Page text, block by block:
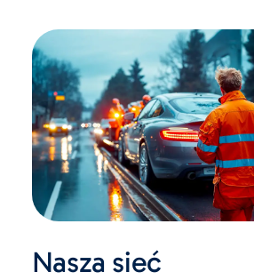
Nasza sieć